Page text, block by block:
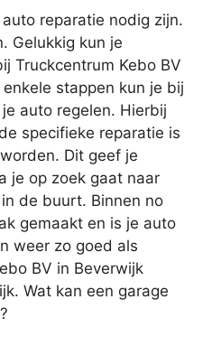
reparatie nodig zijn.
Gelukkig kun je
Truckcentrum Kebo BV
stappen kun je bij
auto regelen. Hierbij
specifieke reparatie is
Dit geef je
je op zoek gaat naar
de buurt. Binnen no
gemaakt en is je auto
weer zo goed als
BV in Beverwijk
Wat kan een garage